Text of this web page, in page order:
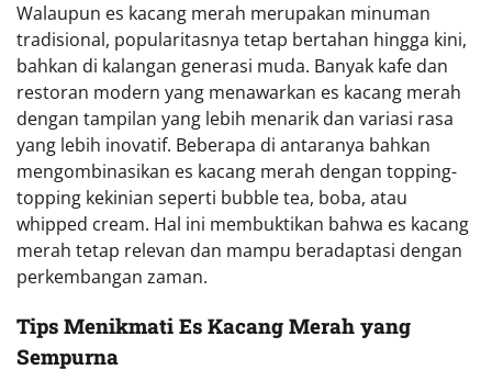
Walaupun es kacang merah merupakan minuman
tradisional, popularitasnya tetap bertahan hingga kini,
bahkan di kalangan generasi muda. Banyak kafe dan
restoran modern yang menawarkan es kacang merah
dengan tampilan yang lebih menarik dan variasi rasa
yang lebih inovatif. Beberapa di antaranya bahkan
mengombinasikan es kacang merah dengan topping-
topping kekinian seperti bubble tea, boba, atau
whipped cream. Hal ini membuktikan bahwa es kacang
merah tetap relevan dan mampu beradaptasi dengan
perkembangan zaman.
Tips Menikmati Es Kacang Merah yang
Sempurna